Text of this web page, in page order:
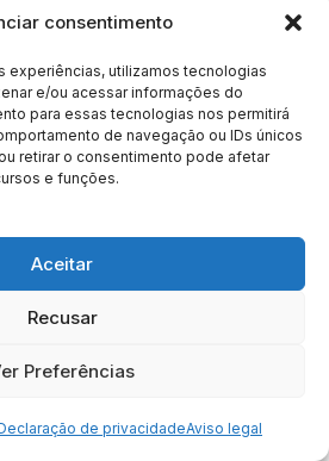
consentimento
experiências, utilizamos tecnologias
e/ou acessar informações do
para essas tecnologias nos permitirá
de navegação ou IDs únicos
retirar o consentimento pode afetar
e funções.
Aceitar
Recusar
Preferências
de privacidadeAviso legal